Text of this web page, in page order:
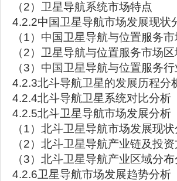
（2）卫星导航系统市场特点
4.2.2中国卫星导航市场发展现状
（1）中国卫星导航与位置服务
（2）卫星导航与位置服务市场
（3）中国卫星导航与位置服务
4.2.3北斗导航卫星的发展历程分
4.2.4北斗导航卫星系统对比分析
4.2.5北斗卫星导航市场发展分析
（1）北斗卫星导航市场发展现
（2）北斗卫星导航产业链及投
（3）北斗卫星导航产业区域分
4.2.6卫星导航市场发展趋势分析